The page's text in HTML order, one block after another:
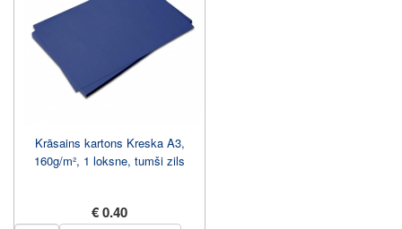
Krāsains kartons Kreska A3,
160g/m², 1 loksne, tumši zils
€ 0.40